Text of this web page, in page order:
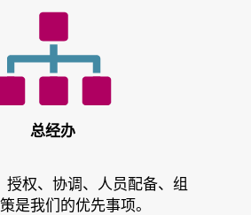
总经办
授权、协调、人员配备、组
是我们的优先事项。